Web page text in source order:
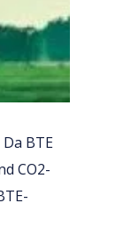
BTE
CO2-